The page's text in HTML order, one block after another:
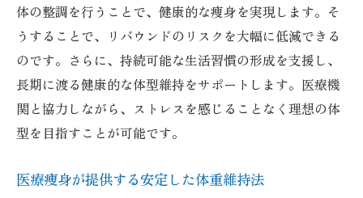
体の整調を行うことで、健康的な痩身を実現します。そ
うすることで、リバウンドのリスクを大幅に低減できる
のです。さらに、持続可能な生活習慣の形成を支援し、
長期に渡る健康的な体型維持をサポートします。医療機
関と協力しながら、ストレスを感じることなく理想の体
型を目指すことが可能です。
医療痩身が提供する安定した体重維持法